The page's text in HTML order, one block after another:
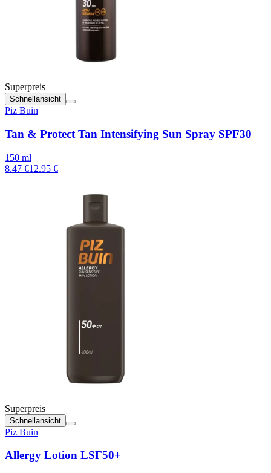
Superpreis
Schnellansicht
Piz Buin
Tan & Protect Tan Intensifying Sun Spray SPF30
150 ml
8.47 €12.95 €
Superpreis
Schnellansicht
Piz Buin
Allergy Lotion LSF50+